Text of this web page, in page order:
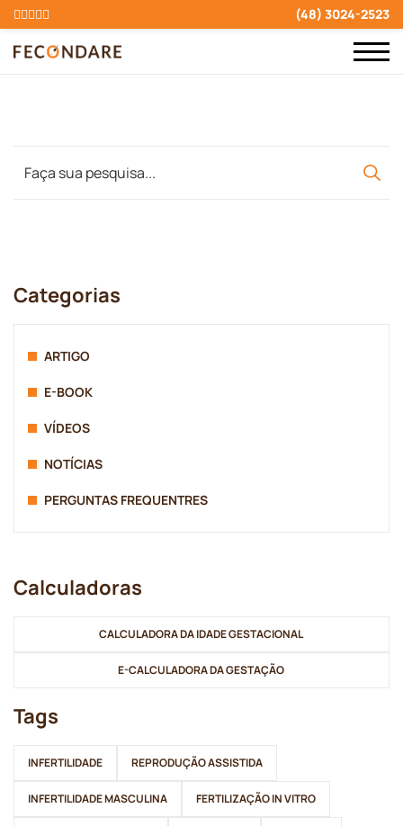
(48) 3024-2523
Categorias
ARTIGO
E-BOOK
VÍDEOS
NOTÍCIAS
PERGUNTAS FREQUENTRES
Tags
INFERTILIDADE REPRODUÇÃO ASSISTIDA
INFERTILIDADE MASCULINA FERTILIZAÇÃO IN VITRO
Calculadoras
CALCULADORA DA IDADE GESTACIONAL
E-CALCULADORA DA GESTAÇÃO